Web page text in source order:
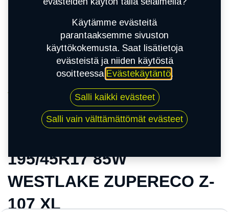
195/45R17 85W WESTLAKE ZUPERECO Z-107
195/45R17 85W
WESTLAKE ZUPERECO Z-
107 XL
Käytämme evästeitä
parantaaksemme sivuston
käyttökokemusta. Saat lisätietoja
evästeistä ja niiden käytöstä
osoitteessa Evästekäytäntö.
Salli kaikki evästeet
Salli vain välttämättömät evästeet